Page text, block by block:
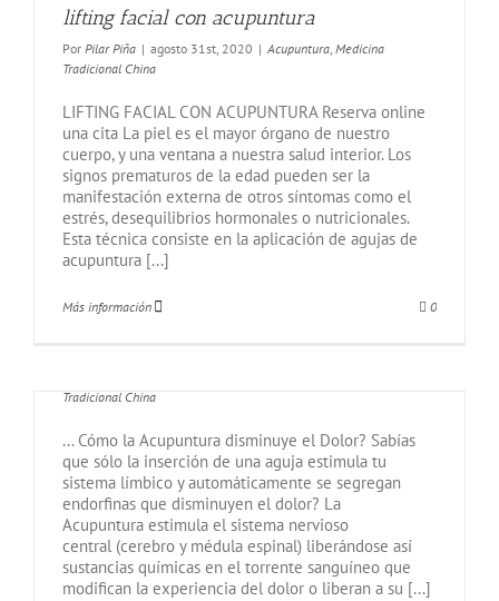
lifting facial con acupuntura
Por Pilar Piña | agosto 31st, 2020 | Acupuntura, Medicina
Tradicional China
LIFTING FACIAL CON ACUPUNTURA Reserva online
una cita La piel es el mayor órgano de nuestro
cuerpo, y una ventana a nuestra salud interior. Los
signos prematuros de la edad pueden ser la
manifestación externa de otros síntomas como el
estrés, desequilibrios hormonales o nutricionales.
Esta técnica consiste en la aplicación de agujas de
acupuntura [...]
Más información 0
Tradicional China
... Cómo la Acupuntura disminuye el Dolor? Sabías
que sólo la inserción de una aguja estimula tu
sistema límbico y automáticamente se segregan
endorfinas que disminuyen el dolor? La
Acupuntura estimula el sistema nervioso
central (cerebro y médula espinal) liberándose así
sustancias químicas en el torrente sanguíneo que
modifican la experiencia del dolor o liberan a su [...]